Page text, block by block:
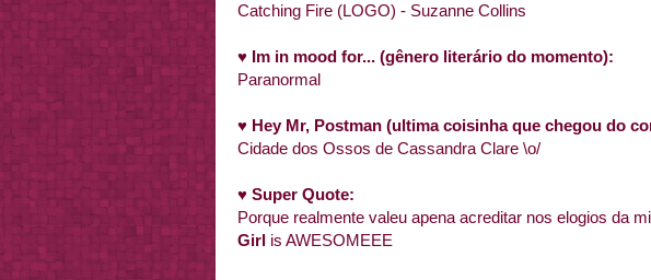
Catching Fire (LOGO) - Suzanne Collins
♥ Im in mood for... (gênero literário do momento):
Paranormal
♥ Hey Mr, Postman (ultima coisinha que chegou do
Cidade dos Ossos de Cassandra Clare \o/
♥ Super Quote:
Porque realmente valeu apena acreditar nos elogios da
Girl is AWESOMEEE